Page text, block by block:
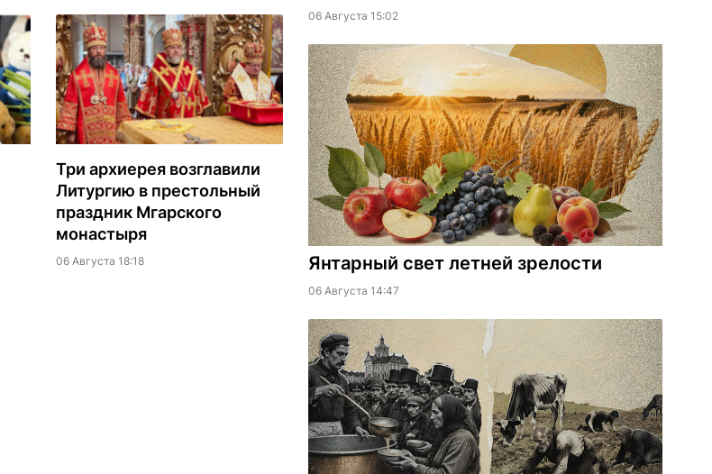
Три архиерея возглавили
Литургию в престольный
праздник Мгарского
монастыря
06 Августа 18:18
06 Августа 15:02
Янтарный свет летней зрелости
06 Августа 14:47